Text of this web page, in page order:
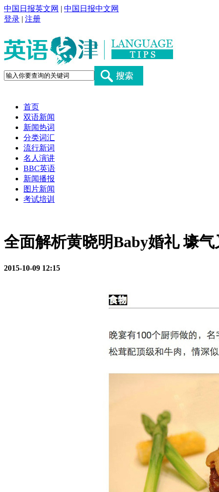
中国日报英文网 | 中国日报中文网
登录 | 注册
首页
双语新闻
新闻热词
分类词汇
流行新词
名人演讲
BBC英语
新闻播报
图片新闻
考试培训
全面解析黄晓明Baby婚礼 壕
2015-10-09 12:15